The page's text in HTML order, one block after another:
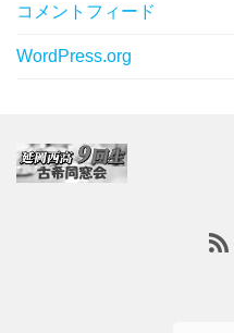
コメントフィード
WordPress.org